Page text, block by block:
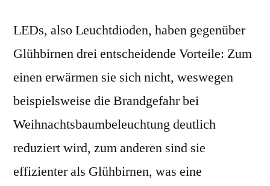
LEDs, also Leuchtdioden, haben gegenüber
Glühbirnen drei entscheidende Vorteile: Zum
einen erwärmen sie sich nicht, weswegen
beispielsweise die Brandgefahr bei
Weihnachtsbaumbeleuchtung deutlich
reduziert wird, zum anderen sind sie
effizienter als Glühbirnen, was eine